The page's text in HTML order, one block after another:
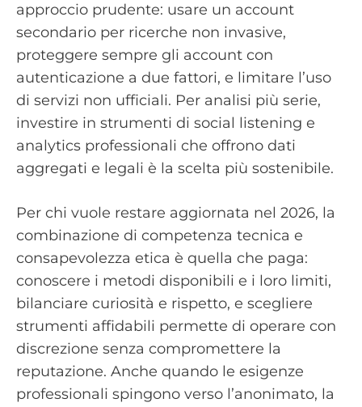
approccio prudente: usare un account
secondario per ricerche non invasive,
proteggere sempre gli account con
autenticazione a due fattori, e limitare l’uso
di servizi non ufficiali. Per analisi più serie,
investire in strumenti di social listening e
analytics professionali che offrono dati
aggregati e legali è la scelta più sostenibile.
Per chi vuole restare aggiornata nel 2026, la
combinazione di competenza tecnica e
consapevolezza etica è quella che paga:
conoscere i metodi disponibili e i loro limiti,
bilanciare curiosità e rispetto, e scegliere
strumenti affidabili permette di operare con
discrezione senza compromettere la
reputazione. Anche quando le esigenze
professionali spingono verso l’anonimato, la